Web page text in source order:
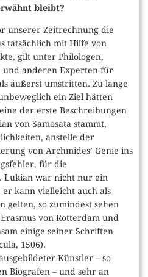
bleibt?
unserer Zeitrechnung die
tatsächlich mit Hilfe von
gilt unter Philologen,
und anderen Experten für
äußerst umstritten. Zu lange
ein Ziel hätten
der erste Beschreibungen
von Samosata stammt,
anstelle der
von Archmides’ Genie ins
für die
Lukian war nicht nur ein
kann vielleicht auch als
gelten, so zumindest sehen
von Rotterdam und
einige seiner Schriften
1506).
Künstler – so
Biografen – und sehr an